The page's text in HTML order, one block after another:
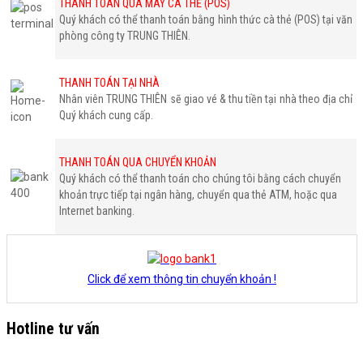
THANH TOÁN QUA MÁY CÀ THẺ (POS)
Quý khách có thể thanh toán bằng hình thức cà thẻ (POS) tại văn
phòng công ty TRUNG THIÊN.
THANH TOÁN TẠI NHÀ
Nhân viên TRUNG THIÊN sẽ giao vé & thu tiền tại nhà theo địa chỉ
Quý khách cung cấp.
THANH TOÁN QUA CHUYỂN KHOẢN
Quý khách có thể thanh toán cho chúng tôi bằng cách chuyển
khoản trực tiếp tại ngân hàng, chuyển qua thẻ ATM, hoặc qua
Internet banking.
Click để xem thông tin chuyển khoản !
Hotline tư vấn